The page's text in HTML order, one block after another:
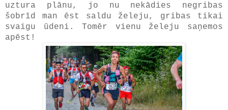
uztura plānu, jo nu nekādies negribas
šobrīd man ēst saldu želeju, gribas tikai
svaigu ūdeni. Tomēr vienu želeju saņemos
apēst!